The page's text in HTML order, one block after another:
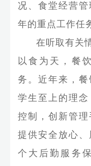
况、食堂经营
年的重点工作任
在听取有关
以食为天，餐
务。近年来，餐
学生至上的理
控制，创新管
提供安全放心
个大后勤服务